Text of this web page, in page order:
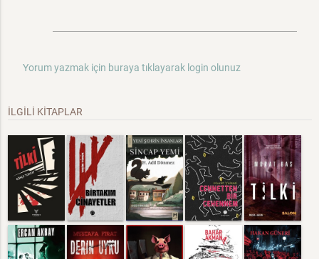
Yorum yazmak için buraya tıklayarak login olunuz
İLGİLİ KİTAPLAR